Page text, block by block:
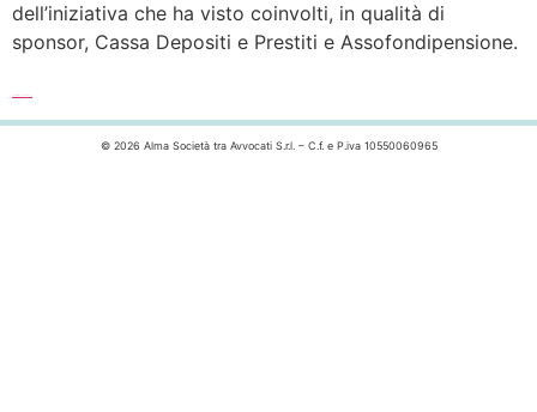
dell’iniziativa che ha visto coinvolti, in qualità di
sponsor, Cassa Depositi e Prestiti e Assofondipensione.
© 2026 Alma Società tra Avvocati S.r.l. – C.f. e P.iva 10550060965